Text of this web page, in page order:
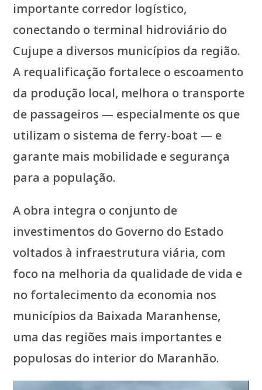
importante corredor logístico,
conectando o terminal hidroviário do
Cujupe a diversos municípios da região.
A requalificação fortalece o escoamento
da produção local, melhora o transporte
de passageiros — especialmente os que
utilizam o sistema de ferry-boat — e
garante mais mobilidade e segurança
para a população.
A obra integra o conjunto de
investimentos do Governo do Estado
voltados à infraestrutura viária, com
foco na melhoria da qualidade de vida e
no fortalecimento da economia nos
municípios da Baixada Maranhense,
uma das regiões mais importantes e
populosas do interior do Maranhão.